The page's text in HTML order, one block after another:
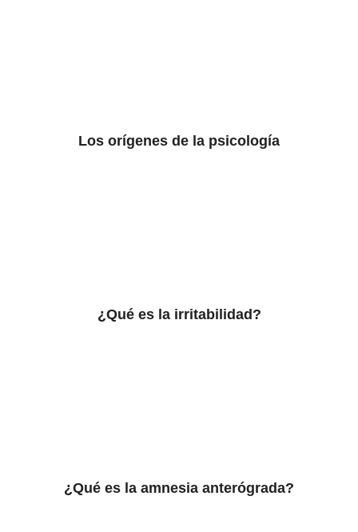
Los orígenes de la psicología
¿Qué es la irritabilidad?
¿Qué es la amnesia anterógrada?